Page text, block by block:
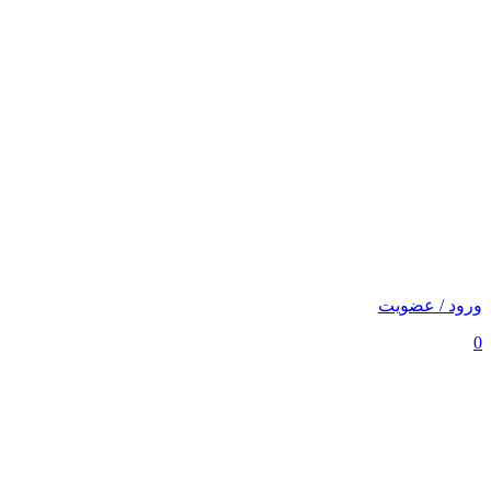
ورود / عضویت
0